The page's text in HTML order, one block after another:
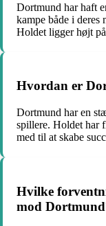
Dortmund har haft
kampe både i
Holdet ligger højt
Hvordan er
Dortmund har en
spillere. Holdet har
med til at skabe
Hvilke
mod